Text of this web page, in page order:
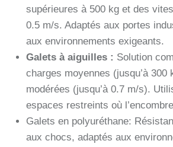
supérieures à 500 kg et des
0.5 m/s. Adaptés aux portes
aux environnements exigeants.
Galets à aiguilles : Solution
charges moyennes (jusqu’à 300
modérées (jusqu’à 0.7 m/s).
espaces restreints où
Galets en polyuréthane:
aux chocs, adaptés aux